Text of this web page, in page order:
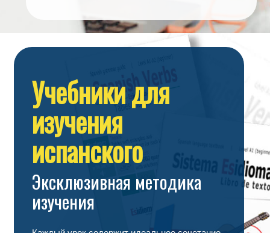
Учебники для
изучения
испанского
Эксклюзивная методика
изучения